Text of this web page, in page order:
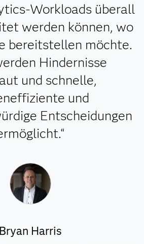
Workloads überall
werden können, wo
bereitstellen möchte.
Hindernisse
und schnelle,
und
Entscheidungen
Bryan Harris